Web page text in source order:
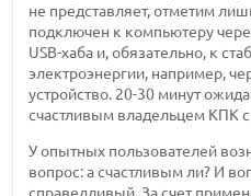
не представляет, отметим
подключен к компьютеру
USB-хаба и, обязательно, к
электроэнергии, например,
устройство. 20-30 минут
счастливым владельцем КПК
У опытных пользователей
вопрос: а счастливым ли? И